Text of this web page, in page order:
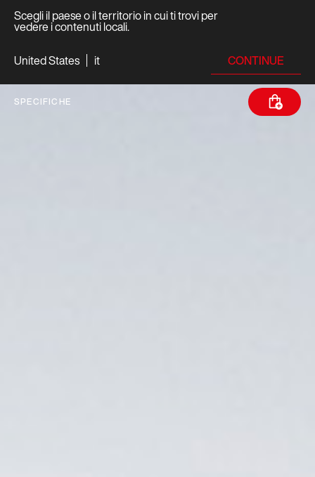
Scegli il paese o il territorio in cui ti trovi per
vedere i contenuti locali.
United States
it CONTINUE
SPECIFICHE